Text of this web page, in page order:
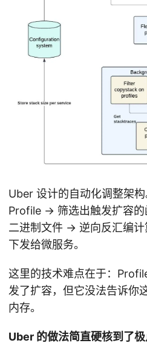
Uber 设计的自动化调整架
Profile -> 筛选出触发扩容
二进制文件 -> 逆向反汇编
下发给微服务。
这里的技术难点在于：
发了扩容，但它没法告诉你
内存。
Uber 的做法简直硬核到了